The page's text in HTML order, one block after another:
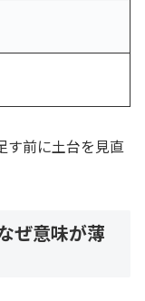
す前に土台を見直
ぜ意味が薄